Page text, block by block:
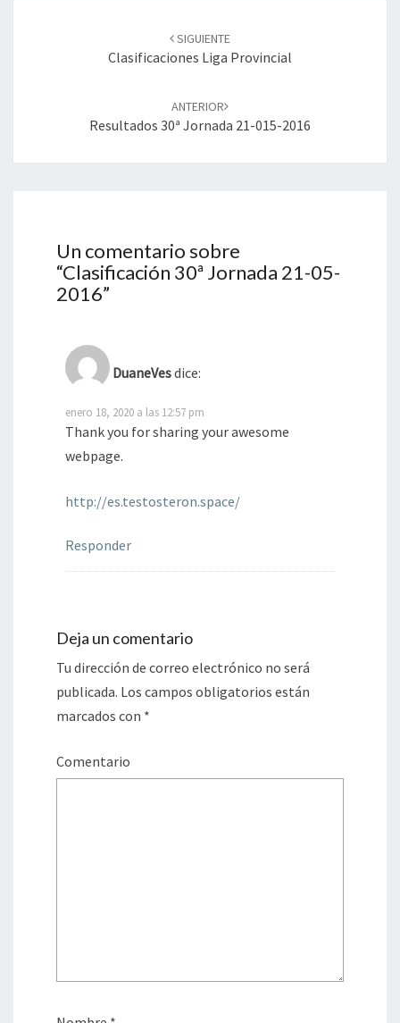
SIGUIENTE
Clasificaciones Liga Provincial
ANTERIOR
Resultados 30ª Jornada 21-015-2016
Un comentario sobre
“Clasificación 30ª Jornada 21-05-
2016”
DuaneVesdice:
enero 18, 2020 a las 12:57 pm
Thank you for sharing your awesome
webpage.
http://es.testosteron.space/
Responder
Deja un comentario
Tu dirección de correo electrónico no será
publicada. Los campos obligatorios están
marcados con *
Comentario